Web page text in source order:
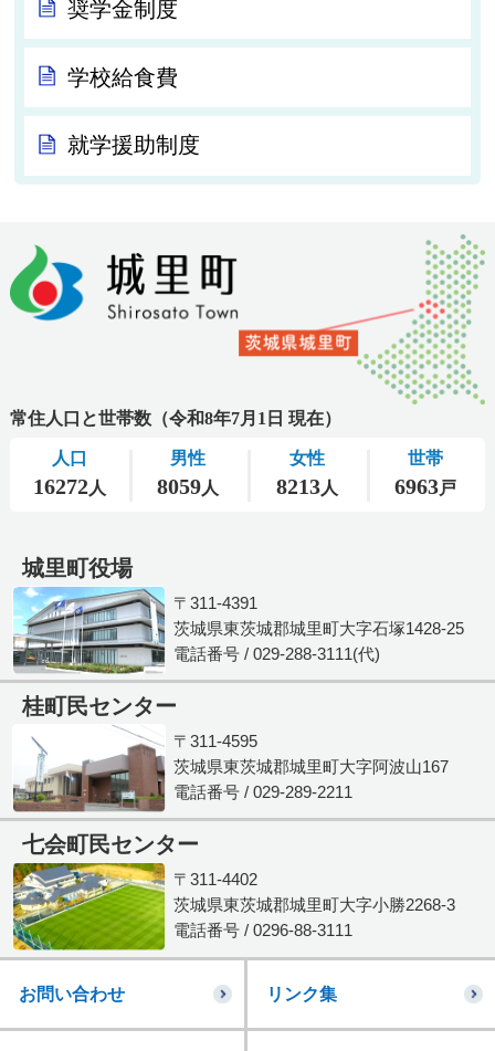
奨学金制度
学校給食費
就学援助制度
城里町役場
〒311-4391
茨城県東茨城郡城里町大字石塚1428-25
電話番号 / 029-288-3111(代)
桂町民センター
〒311-4595
茨城県東茨城郡城里町大字阿波山167
電話番号 / 029-289-2211
七会町民センター
〒311-4402
茨城県東茨城郡城里町大字小勝2268-3
電話番号 / 0296-88-3111
お問い合わせ リンク集